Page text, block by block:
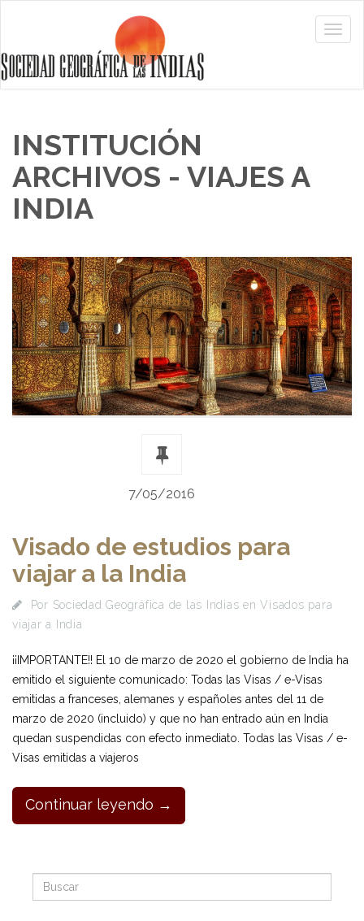
INSTITUCIÓN
ARCHIVOS - VIAJES A
INDIA
7/05/2016
Visado de estudios para
viajar a la India
Por Sociedad Geográfica de las Indias enVisados para
viajar a India
¡¡IMPORTANTE!! El 10 de marzo de 2020 el gobierno de India ha
emitido el siguiente comunicado: Todas las Visas / e-Visas
emitidas a franceses, alemanes y españoles antes del 11 de
marzo de 2020 (incluido) y que no han entrado aún en India
quedan suspendidas con efecto inmediato. Todas las Visas / e-
Visas emitidas a viajeros
Continuar leyendo →